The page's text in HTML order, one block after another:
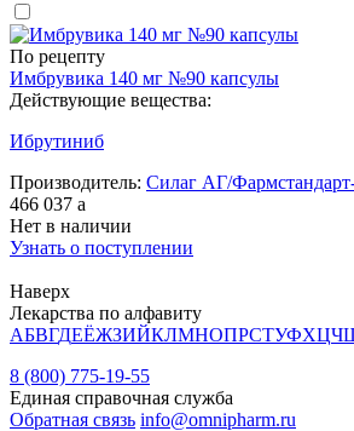
По рецепту
Имбрувика 140 мг №90 капсулы
Действующие вещества:
Ибрутиниб
Производитель: Силаг АГ/
466 037 a
Нет в наличии
Узнать о поступлении
Наверх
Лекарства по алфавиту
АБВГДЕЁЖЗИЙКЛМНОПРСТУФХЦЧ
8 (800) 775-19-55
Единая справочная служба
Обратная связь info@omnipharm.ru